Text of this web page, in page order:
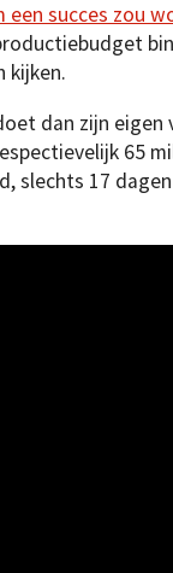
succes zou
kijken.
dan zijn eigen
65
slechts 17